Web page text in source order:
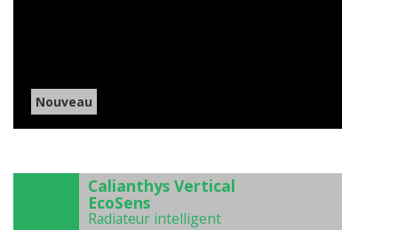
Nouveau
)
Calianthys Vertical
EcoSens
Radiateur intelligent